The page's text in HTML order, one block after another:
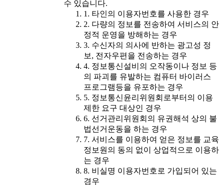
수 있습니다.
1. 타인의 이용자번호를 사용한 경우
2. 다량의 정보를 전송하여 서비스의 안
정적 운영을 방해하는 경우
3. 수신자의 의사에 반하는 광고성 정
보, 전자우편을 전송하는 경우
4. 정보통신설비의 오작동이나 정보 등
의 파괴를 유발하는 컴퓨터 바이러스
프로그램등을 유포하는 경우
5. 정보통신윤리위원회로부터의 이용
제한 요구 대상인 경우
6. 선거관리위원회의 유권해석 상의 불
법선거운동을 하는 경우
7. 서비스를 이용하여 얻은 정보를 교육
정보원의 동의 없이 상업적으로 이용하
는 경우
8. 비실명 이용자번호로 가입되어 있는
경우